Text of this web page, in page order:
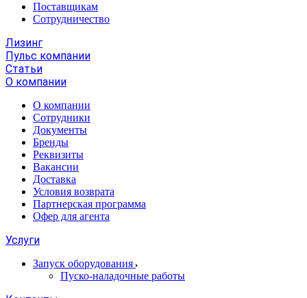
Поставщикам
Сотрудничество
Лизинг
Пульс компании
Статьи
О компании
О компании
Сотрудники
Документы
Бренды
Реквизиты
Вакансии
Доставка
Условия возврата
Партнерская программа
Офер для агента
Услуги
Запуск оборудования
Пуско-наладочные работы